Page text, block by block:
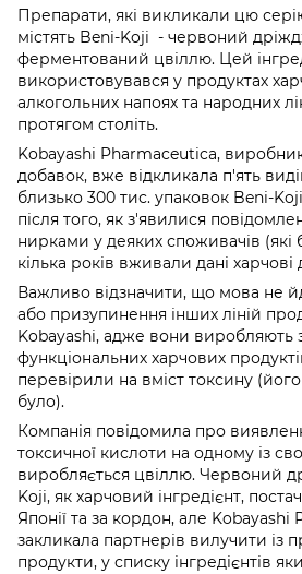
Препарати, які викликали цю серію
містять Beni-Koji - червоний
ферментований цвіллю. Цей
використовувався у продуктах
алкогольних напоях та народних
протягом століть.
Kobayashi Pharmaceutica,
добавок, вже відкликала п'ять
близько 300 тис. упаковок Beni-
після того, як з'явилися
нирками у деяких споживачів
кілька років вживали дані харчові
Важливо відзначити, що мова не
або призупинення інших ліній
Kobayashi, адже вони виробляють
функціональних харчових
перевірили на вміст токсину
було).
Компанія повідомила про
токсичної кислоти на одному із
виробляється цвіллю. Червоний
Koji, як харчовий інгредієнт,
Японії та за кордон, але Kobayashi
закликала партнерів вилучити із
продукти, у списку інгредієнтів